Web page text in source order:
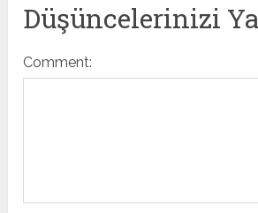
Düşüncelerinizi
Comment: